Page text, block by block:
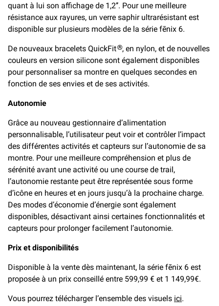
quant à lui son affichage de 1,2’’. Pour une meilleure
résistance aux rayures, un verre saphir ultrarésistant est
disponible sur plusieurs modèles de la série fēnix 6.
De nouveaux bracelets QuickFit®, en nylon, et de nouvelles
couleurs en version silicone sont également disponibles
pour personnaliser sa montre en quelques secondes en
fonction de ses envies et de ses activités.
Autonomie
Grâce au nouveau gestionnaire d’alimentation
personnalisable, l’utilisateur peut voir et contrôler l’impact
des différentes activités et capteurs sur l’autonomie de sa
montre. Pour une meilleure compréhension et plus de
sérénité avant une activité ou une course de trail,
l’autonomie restante peut être représentée sous forme
d’icône en heures et en jours jusqu’à la prochaine charge.
Des modes d’économie d’énergie sont également
disponibles, désactivant ainsi certaines fonctionnalités et
capteurs pour prolonger facilement l’autonomie.
Prix et disponibilités
Disponible à la vente dès maintenant, la série fēnix 6 est
proposée à un prix conseillé entre 599,99 € et 1 149,99€.
Vous pourrez télécharger l’ensemble des visuels ici.